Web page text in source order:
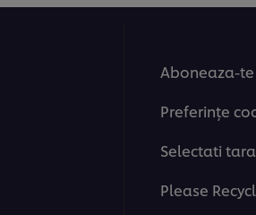
Aboneaza-
Preferințe
Selectati tara
Please